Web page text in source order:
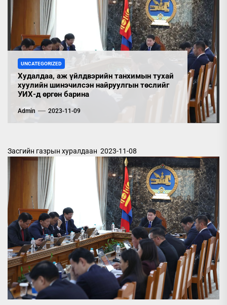
UNCATEGORIZED
Худалдаа, аж үйлдвэрийн танхимын тухай
хуулийн шинэчилсэн найруулгын төслийг
УИХ-д өргөн барина
Admin 2023-11-09
Засгийн газрын хуралдаан 2023-11-08